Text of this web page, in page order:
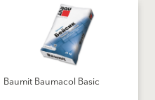
Baumit Baumacol Basic